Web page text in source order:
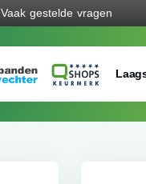
Vaak gestelde vragen